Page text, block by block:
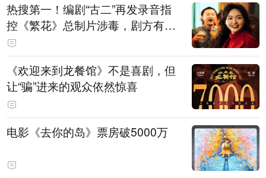
热搜第一！编剧“古二”再发录音指
控《繁花》总制片涉毒，剧方有税
务问题，录音中王家卫称“一点够
了，要不然又要出事”
《欢迎来到龙餐馆》不是喜剧，但
让“骗”进来的观众依然惊喜
电影《去你的岛》票房破5000万